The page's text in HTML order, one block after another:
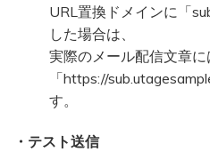
URL置換ドメインに「
した場合は、
実際のメール配信文章に
「https://
す。
・テスト送信